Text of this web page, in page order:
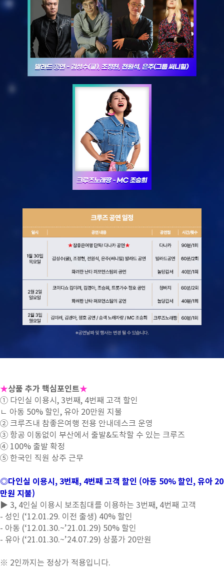
★상품 추가 핵심포인트★
① 다인실 이용시, 3번째, 4번째 고객 할인
ㄴ 아동 50% 할인, 유아 20만원 지불
② 크루즈내 참좋은여행 전용 안내데스크 운영
③ 항공 이동없이 부산에서 출발&도착할 수 있는 크루즈
④ 100% 출발 확정
⑤ 한국인 직원 상주 근무
◎다인실 이용시, 3번째, 4번째 고객 할인 (아동 50% 할인, 유아 20
만원 지불)
▶ 3, 4인실 이용시 보조침대를 이용하는 3번째, 4번째 고객
- 성인 (‘12.01.29. 이전 출생) 40% 할인
- 아동 (‘12.01.30.~’21.01.29) 50% 할인
- 유아 (‘21.01.30.~’24.07.29) 상품가 20만원
※ 2인까지는 정상가 적용입니다.